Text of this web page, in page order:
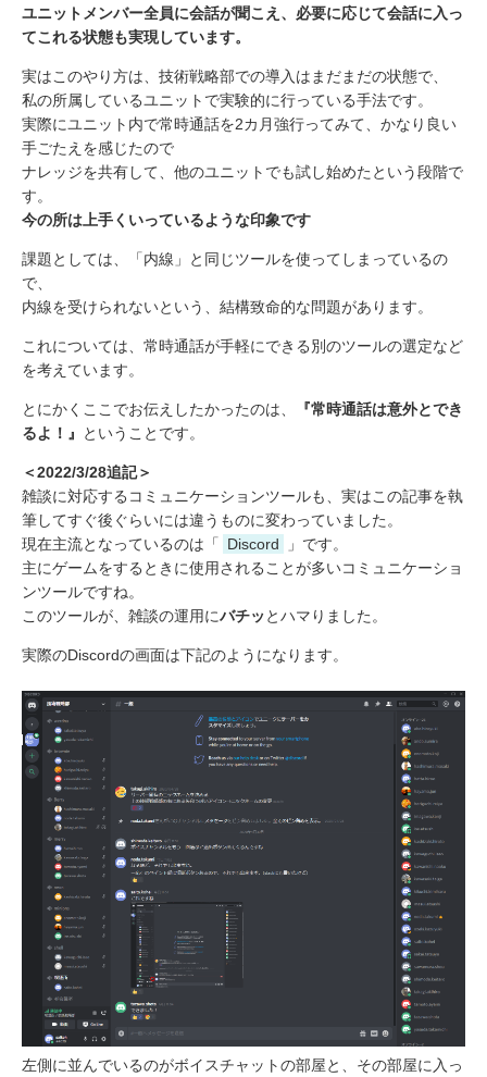
ユニットメンバー全員に会話が聞こえ、必要に応じて会話に入っ
てこれる状態も実現しています。
実はこのやり方は、技術戦略部での導入はまだまだの状態で、
私の所属しているユニットで実験的に行っている手法です。
実際にユニット内で常時通話を2カ月強行ってみて、かなり良い
手ごたえを感じたので
ナレッジを共有して、他のユニットでも試し始めたという段階で
す。
今の所は上手くいっているような印象です
課題としては、「内線」と同じツールを使ってしまっているの
で、
内線を受けられないという、結構致命的な問題があります。
これについては、常時通話が手軽にできる別のツールの選定など
を考えています。
とにかくここでお伝えしたかったのは、
『常時通話は意外とでき
るよ！』
ということです。
＜2022/3/28追記＞
雑談に対応するコミュニケーションツールも、実はこの記事を執
筆してすぐ後ぐらいには違うものに変わっていました。
現在主流となっているのは「
Discord
」です。
主にゲームをするときに使用されることが多いコミュニケーショ
ンツールですね。
このツールが、雑談の運用にバチッとハマりました。
実際のDiscordの画面は下記のようになります。
左側に並んでいるのがボイスチャットの部屋と、その部屋に入っ